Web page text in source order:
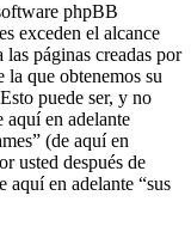
phpBB
exceden el alcance
las páginas creadas por
que obtenemos su
puede ser, y no
en adelante
(de aquí en
usted después de
aquí en adelante “sus